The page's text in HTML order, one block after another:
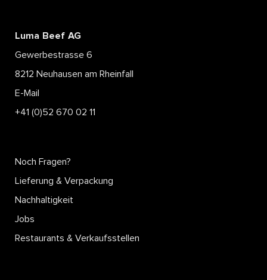
Luma Beef AG
Gewerbestrasse 6
8212 Neuhausen am Rheinfall
E-Mail
+41 (0)52 670 02 11
Noch Fragen?
Lieferung & Verpackung
Nachhaltigkeit
Jobs
Restaurants & Verkaufsstellen